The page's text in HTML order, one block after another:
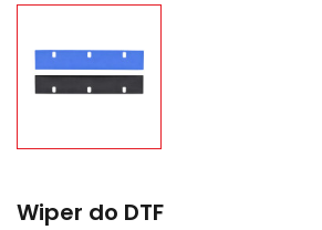
Wiper do DTF